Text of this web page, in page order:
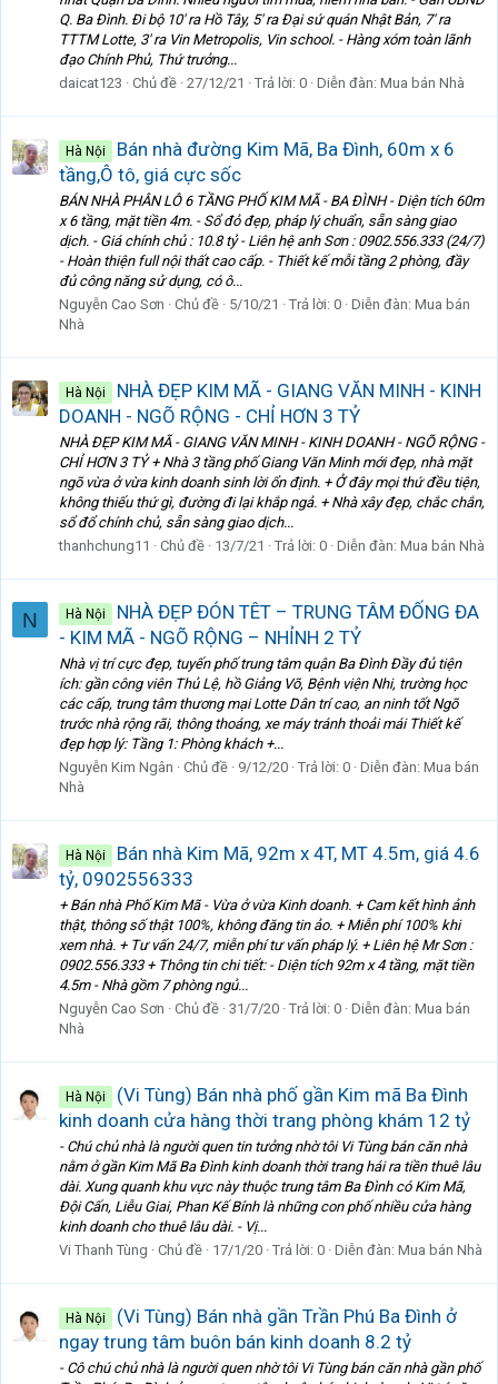
Q. Ba Đình. Đi bộ 10' ra Hồ Tây, 5' ra Đại sứ quán Nhật Bản, 7' ra
TTTM Lotte, 3' ra Vin Metropolis, Vin school. - Hàng xóm toàn lãnh
đạo Chính Phủ, Thứ trưởng...
daicat123
Chủ đề 27/12/21 Trả lời: 0 Diễn đàn: Mua bán Nhà
Hà Nội
Bán nhà đường Kim Mã, Ba Đình, 60m x 6
tầng,Ô tô, giá cực sốc
BÁN NHÀ PHÂN LÔ 6 TẦNG PHỐ KIM MÃ - BA ĐÌNH - Diện tích 60m
x 6 tầng, mặt tiền 4m. - Sổ đỏ đẹp, pháp lý chuẩn, sẵn sàng giao
dịch. - Giá chính chủ : 10.8 tỷ - Liên hệ anh Sơn : 0902.556.333 (24/7)
- Hoàn thiện full nội thất cao cấp. - Thiết kế mỗi tầng 2 phòng, đầy
đủ công năng sử dụng, có ô...
Nguyễn Cao Sơn
Chủ đề 5/10/21 Trả lời: 0 Diễn đàn: Mua bán
Nhà
Hà Nội
NHÀ ĐẸP KIM MÃ - GIANG VĂN MINH - KINH
DOANH - NGÕ RỘNG - CHỈ HƠN 3 TỶ
NHÀ ĐẸP KIM MÃ - GIANG VĂN MINH - KINH DOANH - NGÕ RỘNG -
CHỈ HƠN 3 TỶ + Nhà 3 tầng phố Giang Văn Minh mới đẹp, nhà mặt
ngõ vừa ở vừa kinh doanh sinh lời ổn định. + Ở đây mọi thứ đều tiện,
không thiếu thứ gì, đường đi lại khắp ngả. + Nhà xây đẹp, chắc chắn,
sổ đổ chính chủ, sẵn sàng giao dịch...
thanhchung11
Chủ đề 13/7/21 Trả lời: 0 Diễn đàn: Mua bán Nhà
N Hà Nội
NHÀ ĐẸP ĐÓN TÊT – TRUNG TÂM ĐỐNG ĐA
- KIM MÃ - NGÕ RỘNG – NHỈNH 2 TỶ
Nhà vị trí cực đẹp, tuyến phố trung tâm quận Ba Đình Đầy đủ tiện
ích: gần công viên Thủ Lệ, hồ Giảng Võ, Bệnh viện Nhi, trường học
các cấp, trung tâm thương mại Lotte Dân trí cao, an ninh tốt Ngõ
trước nhà rộng rãi, thông thoáng, xe máy tránh thoải mái Thiết kế
đẹp hợp lý: Tầng 1: Phòng khách +...
Nguyễn Kim Ngân
Chủ đề 9/12/20 Trả lời: 0 Diễn đàn: Mua bán
Nhà
Hà Nội
Bán nhà Kim Mã, 92m x 4T, MT 4.5m, giá 4.6
tỷ, 0902556333
+ Bán nhà Phố Kim Mã - Vừa ở vừa Kinh doanh. + Cam kết hình ảnh
thật, thông số thật 100%, không đăng tin ảo. + Miễn phí 100% khi
xem nhà. + Tư vấn 24/7, miễn phí tư vấn pháp lý. + Liên hệ Mr Sơn :
0902.556.333 + Thông tin chi tiết: - Diện tích 92m x 4 tầng, mặt tiền
4.5m - Nhà gồm 7 phòng ngủ...
Nguyễn Cao Sơn
Chủ đề 31/7/20 Trả lời: 0 Diễn đàn: Mua bán
Nhà
Hà Nội
(Vi Tùng) Bán nhà phố gần Kim mã Ba Đình
kinh doanh cửa hàng thời trang phòng khám 12 tỷ
- Chú chủ nhà là người quen tin tưởng nhờ tôi Vi Tùng bán căn nhà
nằm ở gần Kim Mã Ba Đình kinh doanh thời trang hái ra tiền thuê lâu
dài. Xung quanh khu vực này thuộc trung tâm Ba Đình có Kim Mã,
Đội Cấn, Liễu Giai, Phan Kế Bính là những con phố nhiều cửa hàng
kinh doanh cho thuê lâu dài. - Vị...
Vi Thanh Tùng
Chủ đề 17/1/20 Trả lời: 0 Diễn đàn: Mua bán Nhà
Hà Nội
(Vi Tùng) Bán nhà gần Trần Phú Ba Đình ở
ngay trung tâm buôn bán kinh doanh 8.2 tỷ
- Cô chú chủ nhà là người quen nhờ tôi Vi Tùng bán căn nhà gần phố